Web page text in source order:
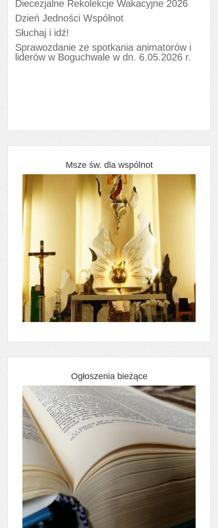
Diecezjalne Rekolekcje Wakacyjne 2026
Dzień Jedności Wspólnot
Słuchaj i idź!
Sprawozdanie ze spotkania animatorów i
liderów w Boguchwale w dn. 6.05.2026 r.
Msze św. dla wspólnot
Ogłoszenia bieżące